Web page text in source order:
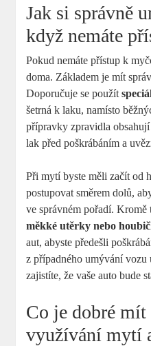
Jak si správně
když nemáte
Pokud nemáte přístup k
doma. Základem je mít
Doporučuje se ⁤použít
šetrná k laku,⁤ namísto
přípravky ​zpravidla
lak před ‍poškrábáním a
Při mytí byste měli začít od
postupovat směrem dolů,⁢
ve správném ‌pořadí. Kromě
měkké utěrky nebo
aut,‍ abyste ‌předešli
z​ případného umývání​
zajistíte, že vaše auto bude
Co je dobré
využívání mytí